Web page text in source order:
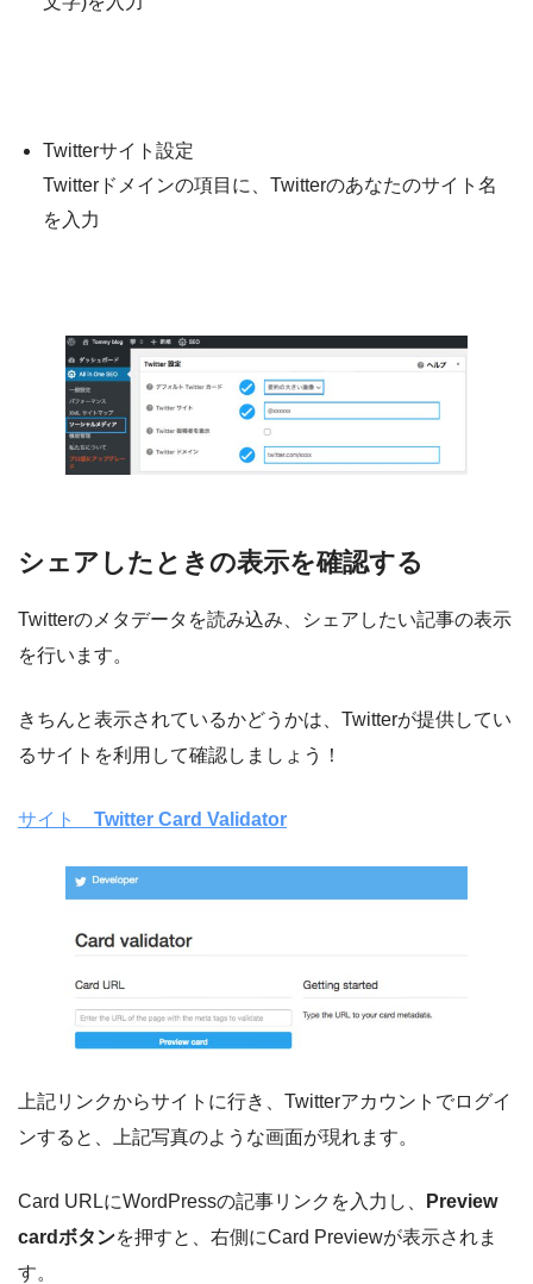
Twitterサイト設定
Twitterドメインの項目に、Twitterのあなたのサイト名
を入力
シェアしたときの表示を確認する
Twitterのメタデータを読み込み、シェアしたい記事の表示
を行います。
きちんと表示されているかどうかは、Twitterが提供してい
るサイトを利用して確認しましょう！
サイト Twitter Card Validator
上記リンクからサイトに行き、Twitterアカウントでログイ
ンすると、上記写真のような画面が現れます。
Card URLにWordPressの記事リンクを入力し、
Preview
cardボタンを押すと、右側にCard Previewが表示されま
す。